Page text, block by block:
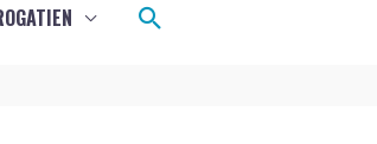
Rechercher